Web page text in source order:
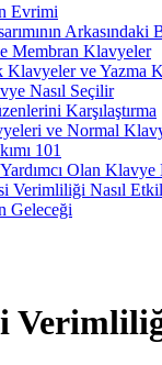
Evrimi
Arkasındaki
Membran Klavyeler
Klavyeler ve Yazma
Nasıl Seçilir
Karşılaştırma
ve Normal
101
Olan Klavye
Verimliliği Nasıl
Geleceği